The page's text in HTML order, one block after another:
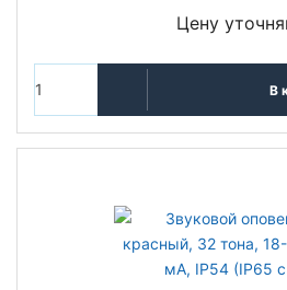
Цену
В